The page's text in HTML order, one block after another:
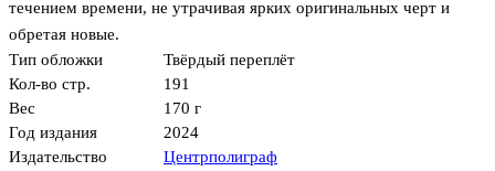
течением времени, не утрачивая ярких оригинальных черт и
обретая новые.
Тип обложки
Твёрдый переплёт
Кол-во стр.
191
Вес
170 г
Год издания
2024
Издательство
Центрполиграф